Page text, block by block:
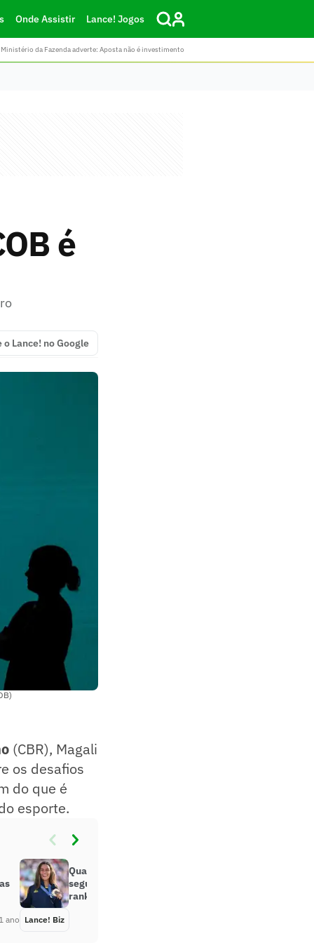
Onde Assistir Lance! Jogos
da Fazenda adverte: Aposta não é investimento
é
o Lance! no Google
(CBR), Magali
os desafios
do que é
esporte.
ano
Quais atletas mulheres mais
seguidas nas redes sociais? Veja
ranking
Lance! Biz